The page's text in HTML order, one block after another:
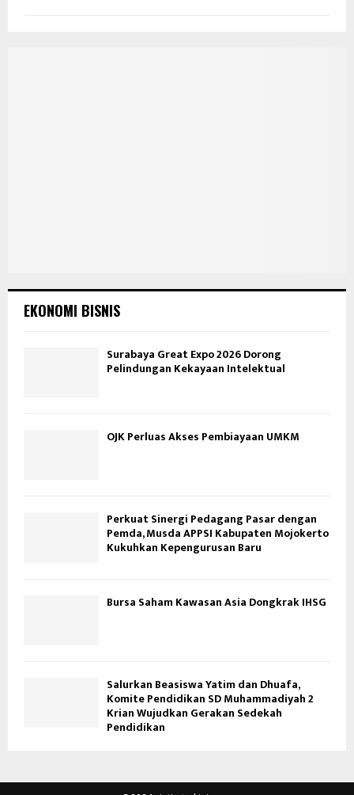
EKONOMI BISNIS
Surabaya Great Expo 2026 Dorong
Pelindungan Kekayaan Intelektual
OJK Perluas Akses Pembiayaan UMKM
Perkuat Sinergi Pedagang Pasar dengan
Pemda, Musda APPSI Kabupaten Mojokerto
Kukuhkan Kepengurusan Baru
Bursa Saham Kawasan Asia Dongkrak IHSG
Salurkan Beasiswa Yatim dan Dhuafa,
Komite Pendidikan SD Muhammadiyah 2
Krian Wujudkan Gerakan Sedekah
Pendidikan